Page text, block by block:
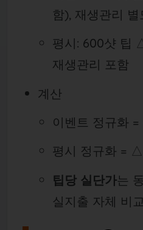
함), 재생관리 별
평시: 600샷 팁
재생관리 포함
계산
이벤트 정규화
평시 정규화 =
팁당 실단가는
실지출 자체 비